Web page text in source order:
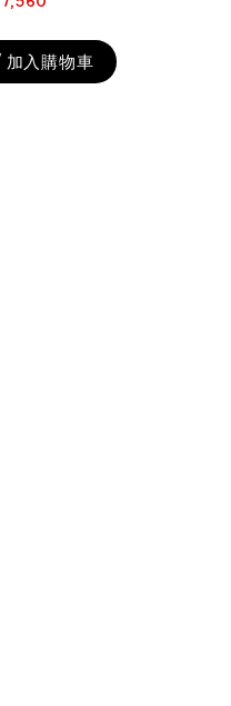
加入購物車